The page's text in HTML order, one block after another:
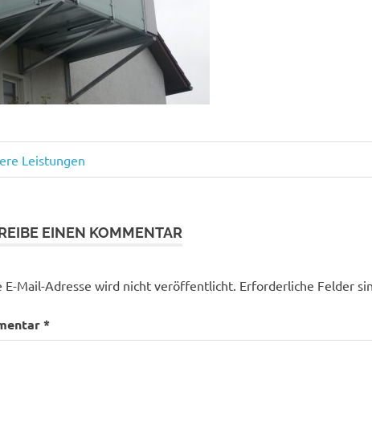
Leistungen
EINEN KOMMENTAR
E-Mail-Adresse wird nicht veröffentlicht. Erforderliche Felder
*